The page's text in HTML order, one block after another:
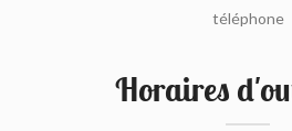
téléphone
Horaires